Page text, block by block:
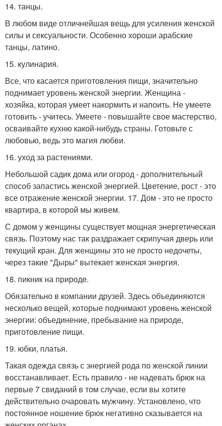
14. танцы.
В любом виде отличнейшая вещь для усиления женской
силы и сексуальности. Особенно хороши арабские
танцы, латино.
15. кулинария.
Все, что касается приготовления пищи, значительно
поднимает уровень женской энергии. Женщина -
хозяйка, которая умеет накормить и напоить. Не умеете
готовить - учитесь. Умеете - повышайте свое мастерство,
осваивайте кухню какой-нибудь страны. Готовьте с
любовью, ведь это магия любви.
16. уход за растениями.
Небольшой садик дома или огород - дополнительный
способ запастись женской энергией. Цветение, рост - это
все отражение женской энергии. 17. Дом - это не просто
квартира, в которой мы живем.
С домом у женщины существует мощная энергетическая
связь. Поэтому нас так раздражает скрипучая дверь или
текущий кран. Для женщины это не просто недочеты,
через такие "Дыры" вытекает женская энергия.
18. пикник на природе.
Обязательно в компании друзей. Здесь объединяются
несколько вещей, которые поднимают уровень женской
энергии: объединение, пребывание на природе,
приготовление пищи.
19. юбки, платья.
Такая одежда связь с энергией рода по женской линии
восстанавливает. Есть правило - не надевать брюк на
первые 7 свиданий в том случае, если вы хотите
действительно очаровать мужчину. Установлено, что
постоянное ношение брюк негативно сказывается на